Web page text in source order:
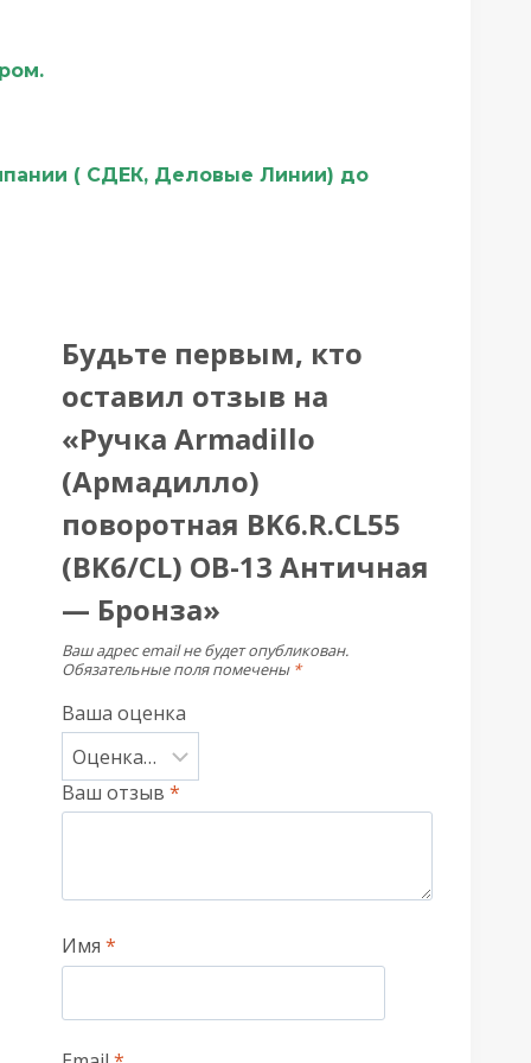
( СДЕК, Деловые Линии) до
Будьте первым, кто
оставил отзыв на
«Ручка Armadillo
(Армадилло)
поворотная BK6.R.CL55
(BK6/CL) OB-13 Античная
— Бронза»
Ваш адрес email не будет опубликован.
Обязательные поля помечены *
Ваша оценка
Ваш отзыв *
Имя *